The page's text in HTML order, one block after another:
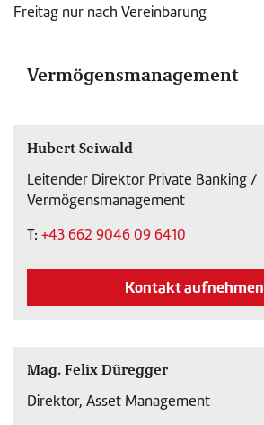
Freitag nur nach Vereinbarung
Vermögensmanagement
Hubert Seiwald
Leitender Direktor Private Banking /
Vermögensmanagement
T: +43 662 9046 09 6410
Kontakt aufnehmen
Mag. Felix Düregger
Direktor, Asset Management